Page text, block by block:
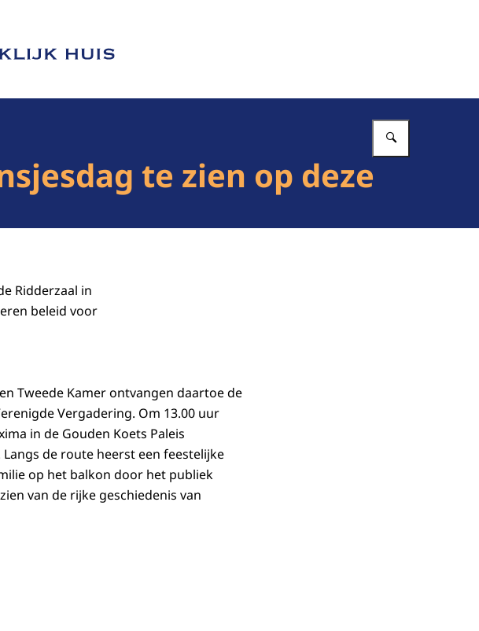
Huis
te zien op deze
Ridderzaal in
beleid voor
Tweede Kamer ontvangen daartoe de
Vergadering. Om 13.00 uur
in de Gouden Koets Paleis
de route heerst een feestelijke
op het balkon door het publiek
van de rijke geschiedenis van